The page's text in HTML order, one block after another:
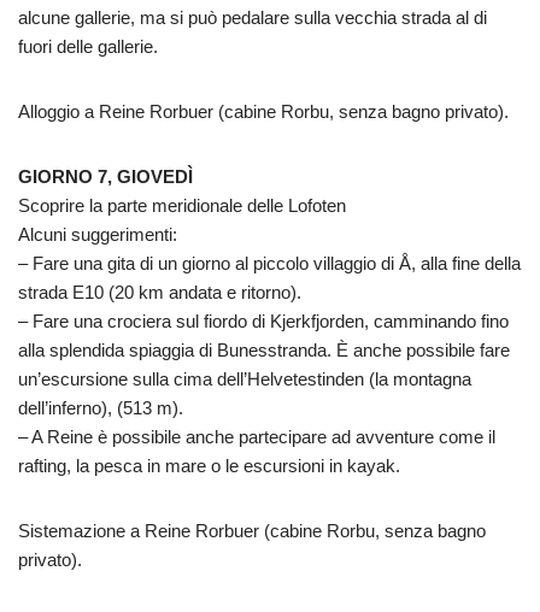
alcune gallerie, ma si può pedalare sulla vecchia strada al di
fuori delle gallerie.
Alloggio a Reine Rorbuer (cabine Rorbu, senza bagno privato).
GIORNO 7, GIOVEDÌ
Scoprire la parte meridionale delle Lofoten
Alcuni suggerimenti:
– Fare una gita di un giorno al piccolo villaggio di Å, alla fine della
strada E10 (20 km andata e ritorno).
– Fare una crociera sul fiordo di Kjerkfjorden, camminando fino
alla splendida spiaggia di Bunesstranda. È anche possibile fare
un’escursione sulla cima dell’Helvetestinden (la montagna
dell’inferno), (513 m).
– A Reine è possibile anche partecipare ad avventure come il
rafting, la pesca in mare o le escursioni in kayak.
Sistemazione a Reine Rorbuer (cabine Rorbu, senza bagno
privato).